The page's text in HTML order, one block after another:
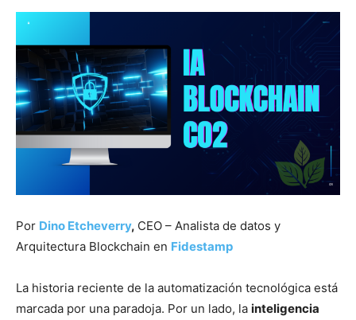
Por Dino Etcheverry, CEO – Analista de datos y
Arquitectura Blockchain en Fidestamp
La historia reciente de la automatización tecnológica está
marcada por una paradoja. Por un lado, la inteligencia